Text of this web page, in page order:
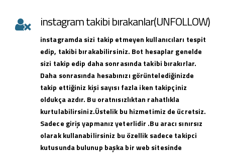
instagram takibi bırakanlar(UNFOLLOW)
instagramda sizi takip etmeyen kullanıcıları tespit
edip, takibi bırakabilirsiniz. Bot hesaplar genelde
sizi takip edip daha sonrasında takibi bırakırlar.
Daha sonrasında hesabınızı görüntelediğinizde
takip ettiğiniz kişi sayısı fazla iken takipçiniz
oldukça azdır. Bu oratnısızlıktan rahatlıkla
kurtulabilirsiniz.Üstelik bu hizmetimiz de ücretsiz.
Sadece giriş yapmanız yeterlidir .Bu aracı sınırsız
olarak kullanabilirsiniz bu özellik sadece takipci
kutusunda bulunup başka bir web sitesinde